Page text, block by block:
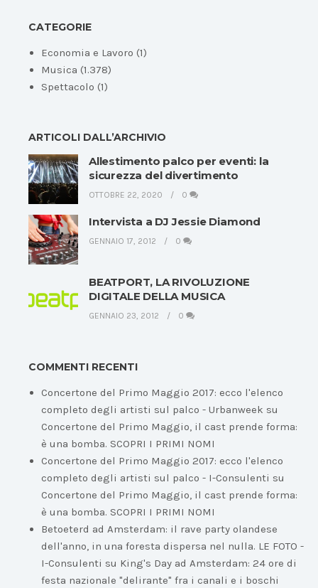
CATEGORIE
Economia e Lavoro (1)
Musica (1.378)
Spettacolo (1)
ARTICOLI DALL’ARCHIVIO
Allestimento palco per eventi: la
sicurezza del divertimento
OTTOBRE 22, 2020 0
Intervista a DJ Jessie Diamond
GENNAIO 17, 2012 0
BEATPORT, LA RIVOLUZIONE
DIGITALE DELLA MUSICA
GENNAIO 23, 2012 0
COMMENTI RECENTI
Concertone del Primo Maggio 2017: ecco l'elenco
completo degli artisti sul palco - Urbanweek su
Concertone del Primo Maggio, il cast prende forma:
è una bomba. SCOPRI I PRIMI NOMI
Concertone del Primo Maggio 2017: ecco l'elenco
completo degli artisti sul palco - I-Consulenti su
Concertone del Primo Maggio, il cast prende forma:
è una bomba. SCOPRI I PRIMI NOMI
Betoeterd ad Amsterdam: il rave party olandese
dell'anno, in una foresta dispersa nel nulla. LE FOTO -
I-Consulenti su King's Day ad Amsterdam: 24 ore di
festa nazionale "delirante" fra i canali e i boschi